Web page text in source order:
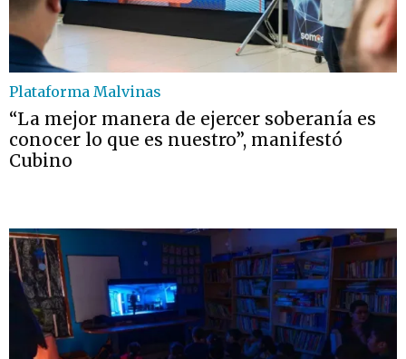
Plataforma Malvinas
“La mejor manera de ejercer soberanía es
conocer lo que es nuestro”, manifestó
Cubino